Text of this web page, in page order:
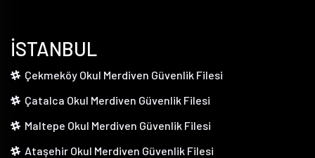
İSTANBUL
Çekmeköy Okul Merdiven Güvenlik Filesi
Çatalca Okul Merdiven Güvenlik Filesi
Maltepe Okul Merdiven Güvenlik Filesi
Ataşehir Okul Merdiven Güvenlik Filesi